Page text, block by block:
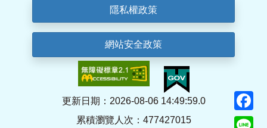
隱私權政策
網站安全政策
更新日期：2026-08-06 14:49:59.0
累積瀏覽人次：477427015